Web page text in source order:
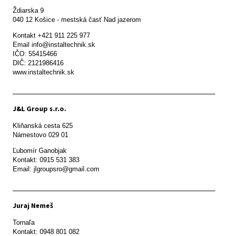
Ždiarska 9
Kontakt +421 911 225 977
Email info@instaltechnik.sk
IČO: 55415466
DIČ: 2121986416
www.instaltechnik.sk
J&L Group s.r.o.
Kliňanská cesta 625
Námestovo 029 01
Ľubomír Ganobjak
Kontakt: 0915 531 383
Email: jlgroupsro@gmail.com
Juraj Nemeš
Tornaľa
Kontakt: 0948 801 082